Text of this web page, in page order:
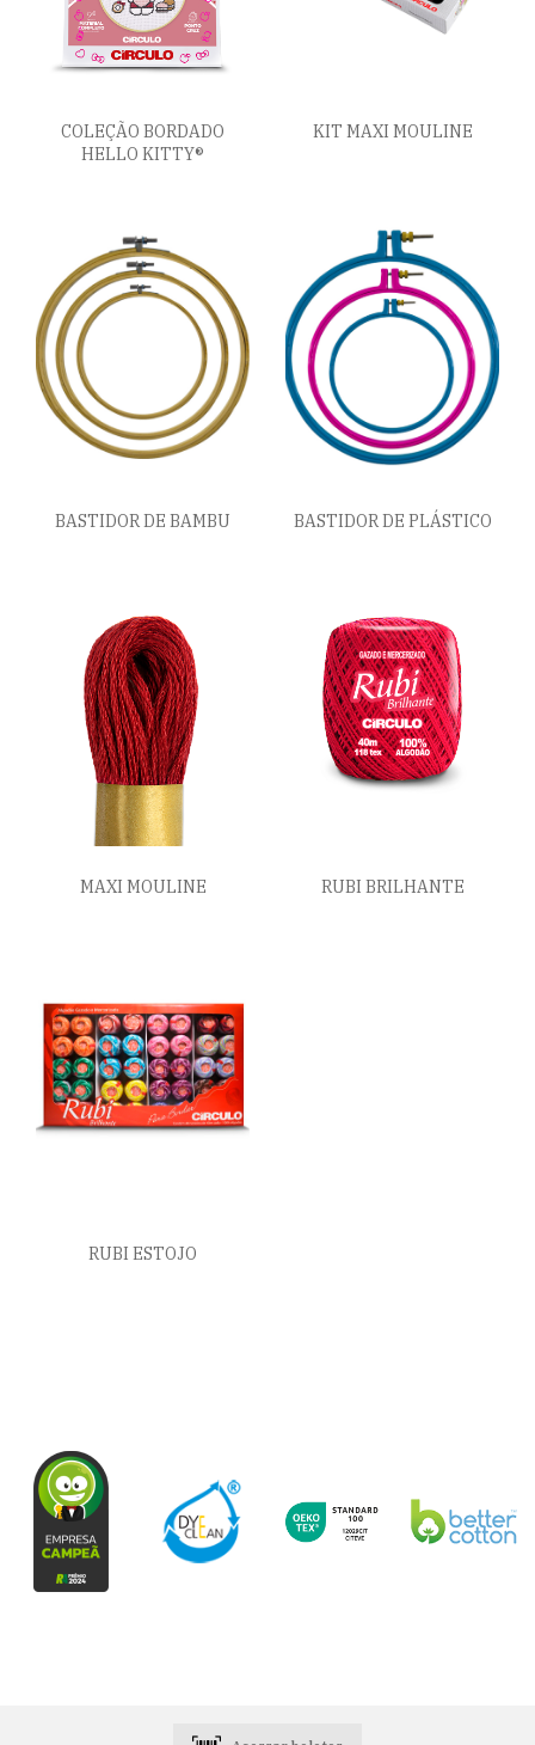
COLEÇÃO BORDADO
HELLO KITTY®
KIT MAXI MOULINE
BASTIDOR DE BAMBU BASTIDOR DE PLÁSTICO
MAXI MOULINE RUBI BRILHANTE
RUBI ESTOJO